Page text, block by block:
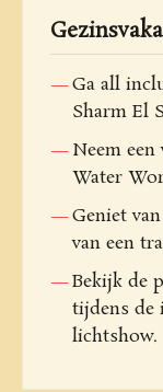
Ga all
Sharm El
Neem
Water
Geniet
van een
Bekijk de
tijdens de
lichtshow.